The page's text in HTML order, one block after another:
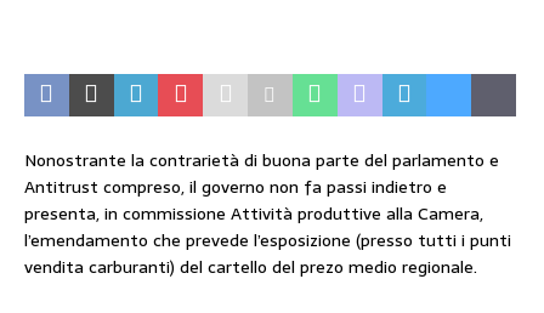
Nonostrante la contrarietà di buona parte del parlamento e
Antitrust compreso, il governo non fa passi indietro e
presenta, in commissione Attività produttive alla Camera,
l’emendamento che prevede l’esposizione (presso tutti i punti
vendita carburanti) del cartello del prezo medio regionale.